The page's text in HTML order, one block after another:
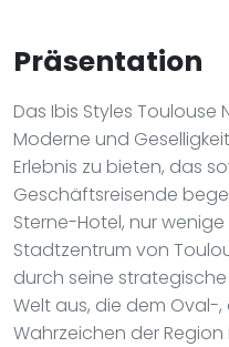
Präsentation
Das Ibis Styles Toulouse
Moderne und
Erlebnis zu bieten, das
Geschäftsreisende
Sterne-Hotel, nur
Stadtzentrum von
durch seine
Welt aus, die dem Oval-
Wahrzeichen der